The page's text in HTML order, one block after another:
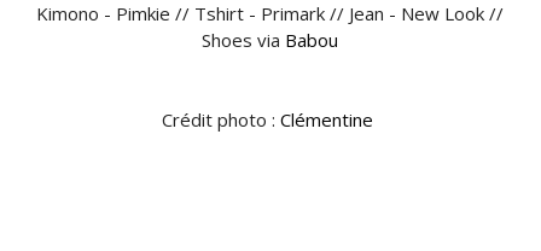
Kimono - Pimkie // Tshirt - Primark // Jean - New Look //
Shoes via Babou
Crédit photo :Clémentine